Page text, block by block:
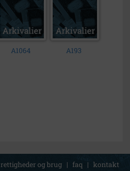
A1064 A193
rettigheder og brug | faq | kontakt